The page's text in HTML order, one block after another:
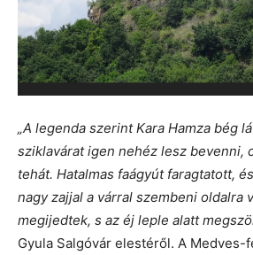
„A legenda szerint Kara Hamza bég
sziklavárat igen nehéz lesz bevenni,
tehát. Hatalmas faágyút faragtatott,
nagy zajjal a várral szembeni oldalra
megijedtek, s az éj leple alatt
Gyula Salgóvár elestéről. A